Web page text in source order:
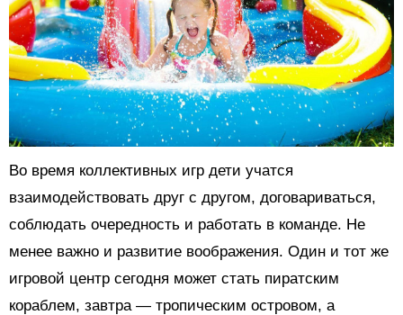
Во время коллективных игр дети учатся
взаимодействовать друг с другом, договариваться,
соблюдать очередность и работать в команде. Не
менее важно и развитие воображения. Один и тот же
игровой центр сегодня может стать пиратским
кораблем, завтра — тропическим островом, а